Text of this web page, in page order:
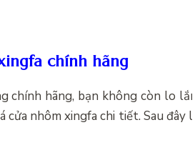
chính hãng
chính hãng, bạn không còn lo
cửa nhôm xingfa chi tiết. Sau đây